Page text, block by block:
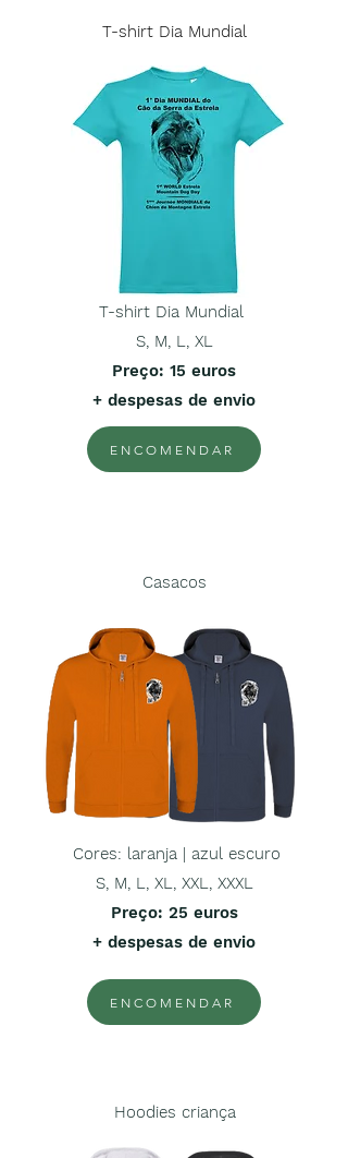
T-shirt Dia Mundial
T-shirt Dia Mundial
S, M, L, XL
Preço: 15 euros
+ despesas de envio
ENCOMENDAR
Casacos
Cores: laranja | azul escuro
S, M, L, XL, XXL, XXXL
Preço: 25 euros
+ despesas de envio
ENCOMENDAR
Hoodies criança